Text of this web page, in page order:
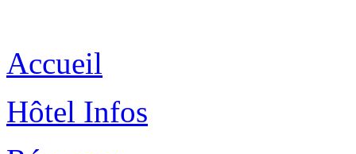
Accueil
Hôtel Infos